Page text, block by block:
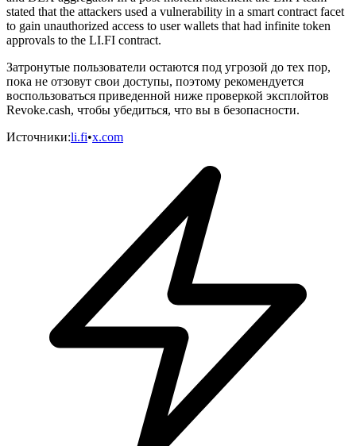
stated that the attackers used a vulnerability in a smart contract facet
to gain unauthorized access to user wallets that had infinite token
approvals to the LI.FI contract.
Затронутые пользователи остаются под угрозой до тех пор,
пока не отзовут свои доступы, поэтому рекомендуется
воспользоваться приведенной ниже проверкой эксплойтов
Revoke.cash, чтобы убедиться, что вы в безопасности.
Источники:li.fi•x.com